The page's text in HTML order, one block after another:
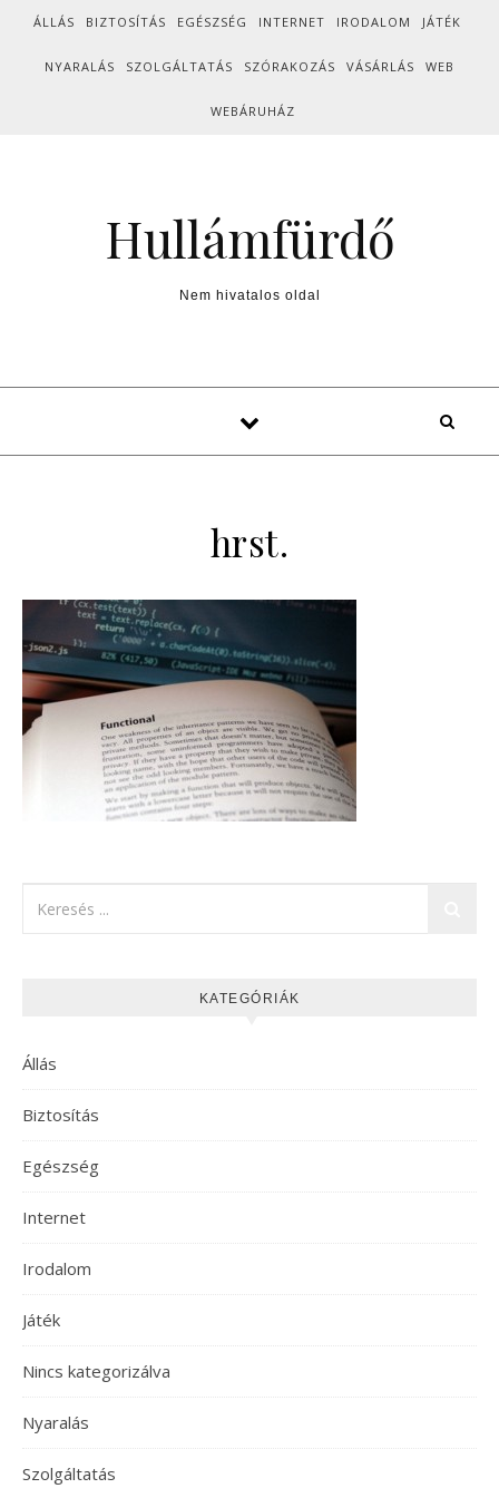
Skip to content
ÁLLÁS BIZTOSÍTÁS EGÉSZSÉG INTERNET IRODALOM JÁTÉK
NYARALÁS SZOLGÁLTATÁS SZÓRAKOZÁS VÁSÁRLÁS WEB
WEBÁRUHÁZ
Hullámfürdő
Nem hivatalos oldal
hrst.
KATEGÓRIÁK
Állás
Biztosítás
Egészség
Internet
Irodalom
Játék
Nincs kategorizálva
Nyaralás
Szolgáltatás